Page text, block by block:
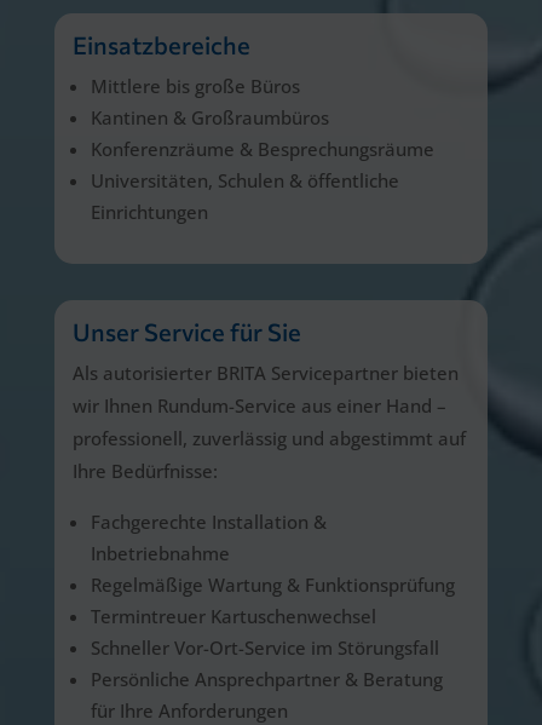
Einsatzbereiche
Mittlere bis große Büros
Kantinen & Großraumbüros
Konferenzräume & Besprechungsräume
Universitäten, Schulen & öffentliche
Einrichtungen
Unser Service für Sie
Als autorisierter BRITA Servicepartner bieten
wir Ihnen Rundum-Service aus einer Hand –
professionell, zuverlässig und abgestimmt auf
Ihre Bedürfnisse:
Fachgerechte Installation &
Inbetriebnahme
Regelmäßige Wartung & Funktionsprüfung
Termintreuer Kartuschenwechsel
Schneller Vor-Ort-Service im Störungsfall
Persönliche Ansprechpartner & Beratung
für Ihre Anforderungen